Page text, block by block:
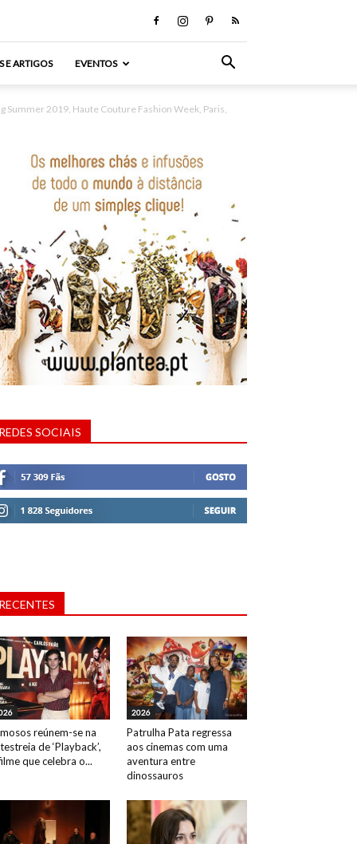
E ARTIGOS EVENTOS
Summer 2019, Haute Couture Fashion Week, Paris,
SOCIAIS
reúnem-se na
de ‘Playback’,
que celebra o...
2026
Patrulha Pata regressa
aos cinemas com uma
aventura entre
dinossauros